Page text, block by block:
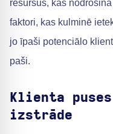
resursus, kas
faktori, kas kulminē
jo īpaši potenciālo
paši.
Klienta
izstrāde